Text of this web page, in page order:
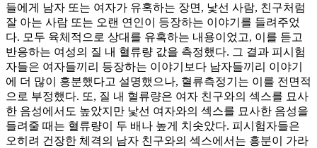
들에게 남자 또는 여자가 유혹하는 장면, 낯선 사람, 친구처럼
잘 아는 사람 또는 오랜 연인이 등장하는 이야기를 들려주었
다. 모두 육체적으로 상대를 유혹하는 내용이었고, 이를 듣고
반응하는 여성의 질 내 혈류량 값을 측정했다. 그 결과 피시험
자들은 여자들끼리 등장하는 이야기보다 남자들끼리 이야기
에 더 많이 흥분했다고 설명했으나, 혈류측정기는 이를 전면적
으로 부정했다. 또, 질 내 혈류량은 여자 친구와의 섹스를 묘사
한 음성에서도 높았지만 낯선 여자와의 섹스를 묘사한 음성을
들려줄 때는 혈류량이 두 배나 높게 치솟았다. 피시험자들은
오히려 건장한 체격의 남자 친구와의 섹스에서는 흥분이 가라